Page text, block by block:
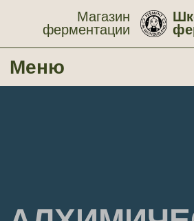
Школа
ферментации
Магазин
ферментации
Меню